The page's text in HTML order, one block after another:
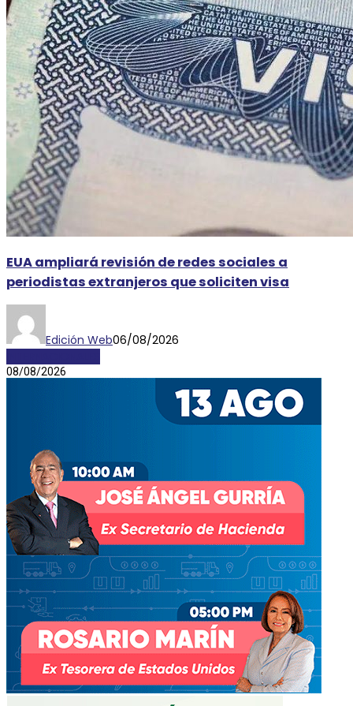
EUA ampliará revisión de redes sociales a
periodistas extranjeros que soliciten visa
Edición Web06/08/2026
08/08/2026